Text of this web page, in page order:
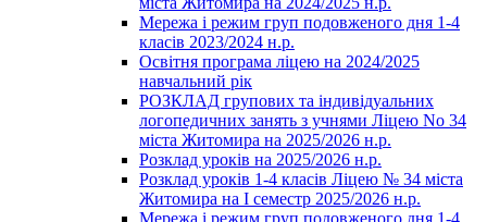
Мережа і режим груп подовженого дня 1-4
класів 2023/2024 н.р.
Освітня програма ліцею на 2024/2025
навчальний рік
РОЗКЛАД групових та індивідуальних
логопедичних занять з учнями Ліцею No 34
міста Житомира на 2025/2026 н.р.
Розклад уроків на 2025/2026 н.р.
Розклад уроків 1-4 класів Ліцею № 34 міста
Житомира на І семестр 2025/2026 н.р.
Мережа і режим груп подовженого дня 1-4